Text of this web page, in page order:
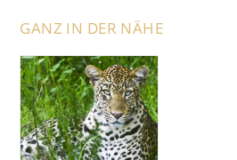
GANZ IN DER NÄHE